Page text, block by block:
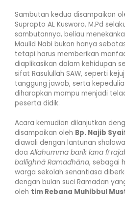
Sambutan kedua disampaikan
Suprapto AL Kusworo, M.Pd
sambutannya, beliau
Maulid Nabi bukan hanya
tetapi harus memberikan
diaplikasikan dalam kehidupan
sifat Rasulullah SAW, seperti
tanggung jawab, serta
diharapkan mampu menjadi
peserta didik.
Acara kemudian dilanjutkan
disampaikan oleh Bp. Najib
diawali dengan lantunan
doa Allahumma barik lana fī
ballighnā Ramadhāna, sebagai
warga sekolah senantiasa
dengan bulan suci Ramadan
oleh tim Rebana Muhibbul